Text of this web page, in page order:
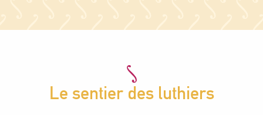
Le sentier des luthiers